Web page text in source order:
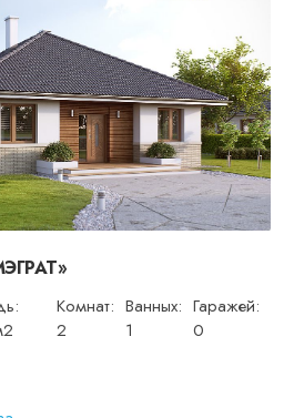
Комнат:
2
Ванных:
1
Гаражей:
0